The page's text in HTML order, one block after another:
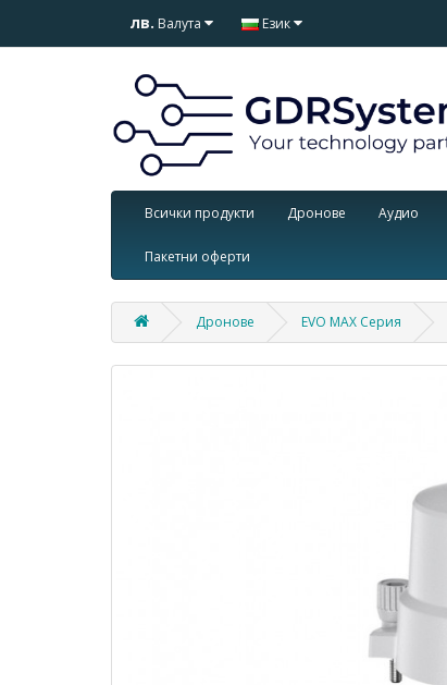
лв. Валута Език
Всички продукти Дронове Аудио
Пакетни оферти
Дронове EVO MAX Серия